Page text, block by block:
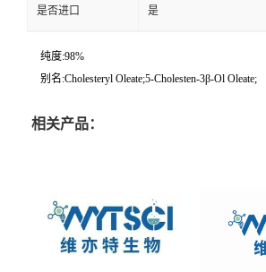
是否进口 是
纯度:98%
别名:Cholesteryl Oleate;5-Cholesten-3β-Ol Oleate;
相关产品：